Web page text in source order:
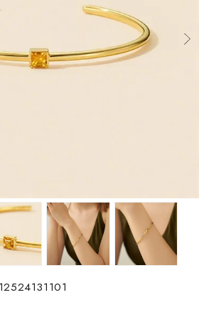
cofl by ４℃
すべてのジュエリー